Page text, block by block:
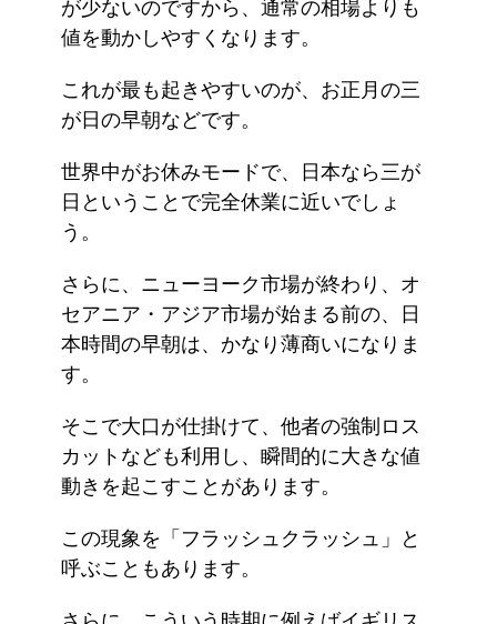
が少ないのですから、通常の相場よりも
値を動かしやすくなります。
これが最も起きやすいのが、お正月の三
が日の早朝などです。
世界中がお休みモードで、日本なら三が
日ということで完全休業に近いでしょ
う。
さらに、ニューヨーク市場が終わり、オ
セアニア・アジア市場が始まる前の、日
本時間の早朝は、かなり薄商いになりま
す。
そこで大口が仕掛けて、他者の強制ロス
カットなども利用し、瞬間的に大きな値
動きを起こすことがあります。
この現象を「フラッシュクラッシュ」と
呼ぶこともあります。